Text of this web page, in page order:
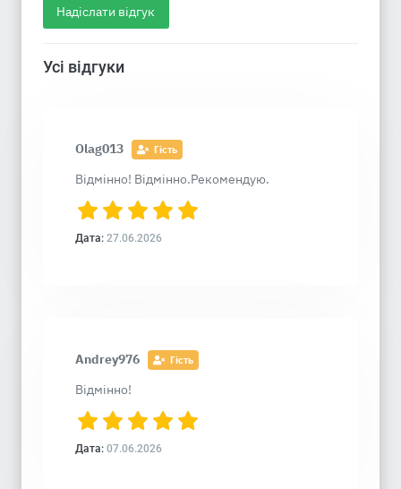
Надіслати відгук
Усі відгуки
Olag013 Гість
Відмінно! Відмінно.Рекомендую.
Дата: 27.06.2026
Andrey976 Гість
Відмінно!
Дата: 07.06.2026